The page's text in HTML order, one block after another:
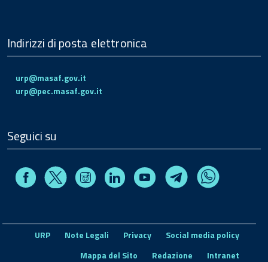
Indirizzi di posta elettronica
urp@masaf.gov.it
urp@pec.masaf.gov.it
Seguici su
FacebookX InstagramLinkedin Youtube TelegramWhatsapp
URP Note Legali Privacy
Social media policy
Mappa del Sito
Redazione
Intranet